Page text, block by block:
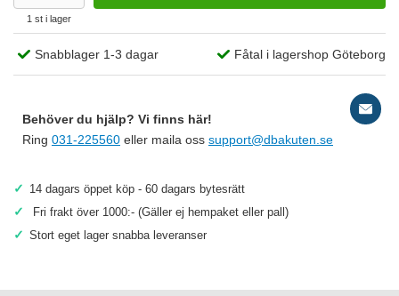
1 st i lager
Snabblager 1-3 dagar Fåtal i lagershop Göteborg
Behöver du hjälp? Vi finns här!
Ring 031-225560 eller maila oss support@dbakuten.se
✓ 14 dagars öppet köp - 60 dagars bytesrätt
✓ Fri frakt över 1000:- (Gäller ej hempaket eller pall)
✓ Stort eget lager snabba leveranser